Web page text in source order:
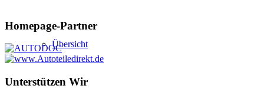
Übersicht
Homepage-Partner
Unterstützen Wir